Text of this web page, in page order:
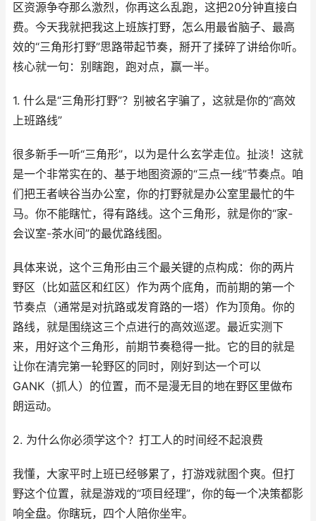
区资源争夺那么激烈，你再这么乱跑，这把20分钟直接白
费。今天我就把我这上班族打野，怎么用最省脑子、最高
效的“三角形打野”思路带起节奏，掰开了揉碎了讲给你听。
核心就一句：别瞎跑，跑对点，赢一半。
1. 什么是“三角形打野”？别被名字骗了，这就是你的“高效
上班路线”
很多新手一听“三角形”，以为是什么玄学走位。扯淡！这就
是一个非常实在的、基于地图资源的“三点一线”节奏点。咱
们把王者峡谷当办公室，你的打野就是办公室里最忙的牛
马。你不能瞎忙，得有路线。这个三角形，就是你的“家-
会议室-茶水间”的最优路线图。
具体来说，这个三角形由三个最关键的点构成：你的两片
野区（比如蓝区和红区）作为两个底角，而前期的第一个
节奏点（通常是对抗路或发育路的一塔）作为顶角。你的
路线，就是围绕这三个点进行的高效巡逻。最近实测下
来，用好这个三角形，前期节奏稳得一批。它的目的就是
让你在清完第一轮野区的同时，刚好到达一个可以
GANK（抓人）的位置，而不是漫无目的地在野区里做布
朗运动。
2. 为什么你必须学这个？打工人的时间经不起浪费
我懂，大家平时上班已经够累了，打游戏就图个爽。但打
野这个位置，就是游戏的“项目经理”，你的每一个决策都影
响全盘。你瞎玩，四个人陪你坐牢。